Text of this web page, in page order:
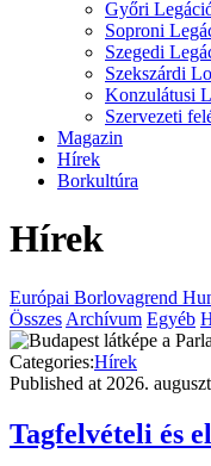
Győri
Soproni
Szegedi
Szekszárdi
Konzulátusi
Szervezeti
Magazin
Hírek
Borkultúra
Hírek
Európai Borlovagrend
Összes Archívum Egyéb
Categories:Hírek
Published at 2026.
Tagfelvételi és